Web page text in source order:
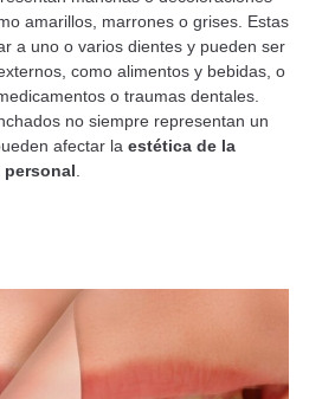
amarillos, marrones o grises. Estas
a uno o varios dientes y pueden ser
como alimentos y bebidas, o
o traumas dentales.
no siempre representan un
afectar la estética de la
.